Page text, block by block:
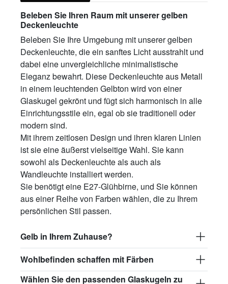
Beleben Sie Ihren Raum mit unserer gelben
Deckenleuchte
Beleben Sie Ihre Umgebung mit unserer gelben
Deckenleuchte, die ein sanftes Licht ausstrahlt und
dabei eine unvergleichliche minimalistische
Eleganz bewahrt. Diese Deckenleuchte aus Metall
in einem leuchtenden Gelbton wird von einer
Glaskugel gekrönt und fügt sich harmonisch in alle
Einrichtungsstile ein, egal ob sie traditionell oder
modern sind.
Mit ihrem zeitlosen Design und ihren klaren Linien
ist sie eine äußerst vielseitige Wahl. Sie kann
sowohl als Deckenleuchte als auch als
Wandleuchte installiert werden.
Sie benötigt eine E27-Glühbirne, und Sie können
aus einer Reihe von Farben wählen, die zu Ihrem
persönlichen Stil passen.
Gelb in Ihrem Zuhause?
Wohlbefinden schaffen mit Färben
Wählen Sie den passenden Glaskugeln zu